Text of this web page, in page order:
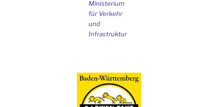
Ministerium
für Verkehr
und
Infrastruktur